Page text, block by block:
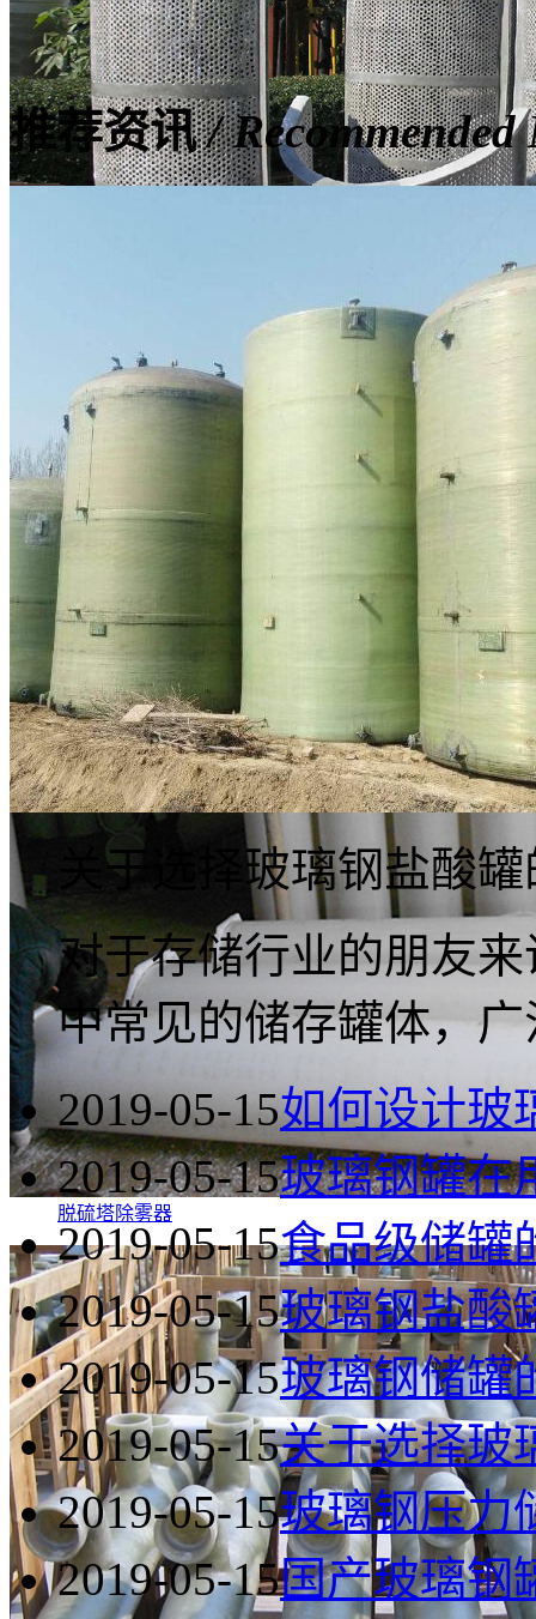
脱硫塔玻璃钢滤网
脱硫塔除雾器
推荐资讯/ Recommended
关于选择玻璃钢盐酸
对于存储行业的朋友
中常见的储存罐体，广
2019-05-15如何设计玻
2019-05-15玻璃钢罐在
2019-05-15食品级储罐
2019-05-15玻璃钢盐酸
2019-05-15玻璃钢储罐
2019-05-15关于选择玻
2019-05-15玻璃钢压力
2019-05-15国产玻璃钢